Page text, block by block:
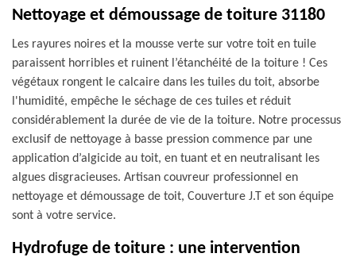
Nettoyage et démoussage de toiture 31180
Les rayures noires et la mousse verte sur votre toit en tuile
paraissent horribles et ruinent l’étanchéité de la toiture ! Ces
végétaux rongent le calcaire dans les tuiles du toit, absorbe
l'humidité, empêche le séchage de ces tuiles et réduit
considérablement la durée de vie de la toiture. Notre processus
exclusif de nettoyage à basse pression commence par une
application d’algicide au toit, en tuant et en neutralisant les
algues disgracieuses. Artisan couvreur professionnel en
nettoyage et démoussage de toit, Couverture J.T et son équipe
sont à votre service.
Hydrofuge de toiture : une intervention